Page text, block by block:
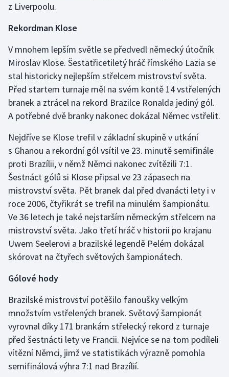
Plážový volejbal
Ragby
Rychlobruslení
Rychlostní kanoistika
Short track
Sportovní střelba
Stolní tenis
Triatlon
Veslování
Vodní slalom
Volejbal
Ostatní
z Liverpoolu.
Rekordman Klose
V mnohem lepším světle se předvedl německý útočník
Miroslav Klose. Šestatřicetiletý hráč římského Lazia se
stal historicky nejlepším střelcem mistrovství světa.
Před startem turnaje měl na svém kontě 14 vstřelených
branek a ztrácel na rekord Brazilce Ronalda jediný gól.
A potřebné dvě branky nakonec dokázal Němec vstřelit.
Nejdříve se Klose trefil v základní skupině v utkání
s Ghanou a rekordní gól vsítil ve 23. minutě semifinále
proti Brazílii, v němž Němci nakonec zvítězili 7:1.
Šestnáct gólů si Klose připsal ve 23 zápasech na
mistrovství světa. Pět branek dal před dvanácti lety i v
roce 2006, čtyřikrát se trefil na minulém šampionátu.
Ve 36 letech je také nejstarším německým střelcem na
mistrovství světa. Jako třetí hráč v historii po krajanu
Uwem Seelerovi a brazilské legendě Pelém dokázal
skórovat na čtyřech světových šampionátech.
Gólové hody
Brazilské mistrovství potěšilo fanoušky velkým
množstvím vstřelených branek. Světový šampionát
vyrovnal díky 171 brankám střelecký rekord z turnaje
před šestnácti lety ve Francii. Nejvíce se na tom podíleli
vítězní Němci, jimž ve statistikách výrazně pomohla
semifinálová výhra 7:1 nad Brazílií.